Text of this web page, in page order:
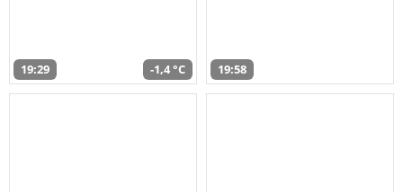
19:29 -1,4 °C 19:58